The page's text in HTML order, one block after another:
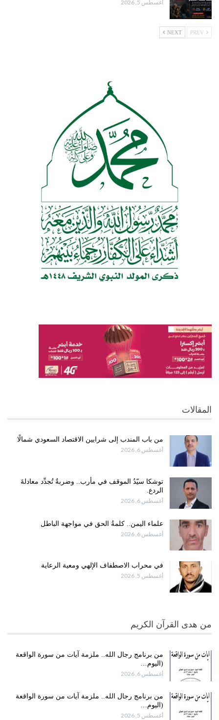
أغسطس 5, 2026
NEXT
المقالات
من باب المندب إلى شرايين الاقتصاد السعودي شمالًا
أغسطس 6, 2026
توشكا سيّدُ الموقف في مأرب.. وضربةٌ تُجدِّد معادلةَ
الردع.
أغسطس 6, 2026
علماء اليمن.. كلمةُ الحق في مواجهة الباطل
أغسطس 6, 2026
في محراب الاصطفاف الإلهي ومعية الرعاية
أغسطس 5, 2026
من هدى القرآن الكريم
من برنامج رجال الله.. ملزمة آيات من سورة الواقعة
(اليوم…
أغسطس 6, 2026
من برنامج رجال الله.. ملزمة آيات من سورة الواقعة
(اليوم…
أغسطس 5, 2026